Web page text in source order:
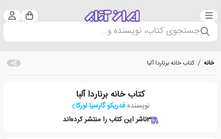
دسته‌بندی سبد
جستجوی کتاب، نویسنده و...
خانه / کتاب خانه برناردا آلبا
کتاب خانه برناردا آلبا
نویسنده:فدریکو گارسیا لورکا
3ناشر این کتاب را منتشر کرده‌اند